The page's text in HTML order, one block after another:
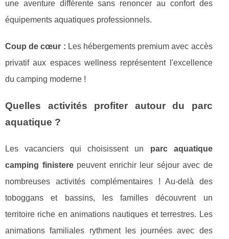
une aventure différente sans renoncer au confort des
équipements aquatiques professionnels.
Coup de cœur : Les hébergements premium avec accès
privatif aux espaces wellness représentent l'excellence
du camping moderne !
Quelles activités profiter autour du parc
aquatique ?
Les vacanciers qui choisissent un parc aquatique
camping finisterepeuvent enrichir leur séjour avec de
nombreuses activités complémentaires ! Au-delà des
toboggans et bassins, les familles découvrent un
territoire riche en animations nautiques et terrestres. Les
animations familiales rythment les journées avec des